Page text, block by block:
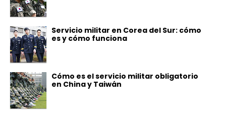
Servicio militar en Corea del Sur: cómo
es y cómo funciona
Cómo es el servicio militar obligatorio
en China y Taiwán